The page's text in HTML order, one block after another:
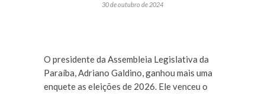
30 de outubro de 2024
O presidente da Assembleia Legislativa da
Paraíba, Adriano Galdino, ganhou mais uma
enquete as eleições de 2026. Ele venceu o